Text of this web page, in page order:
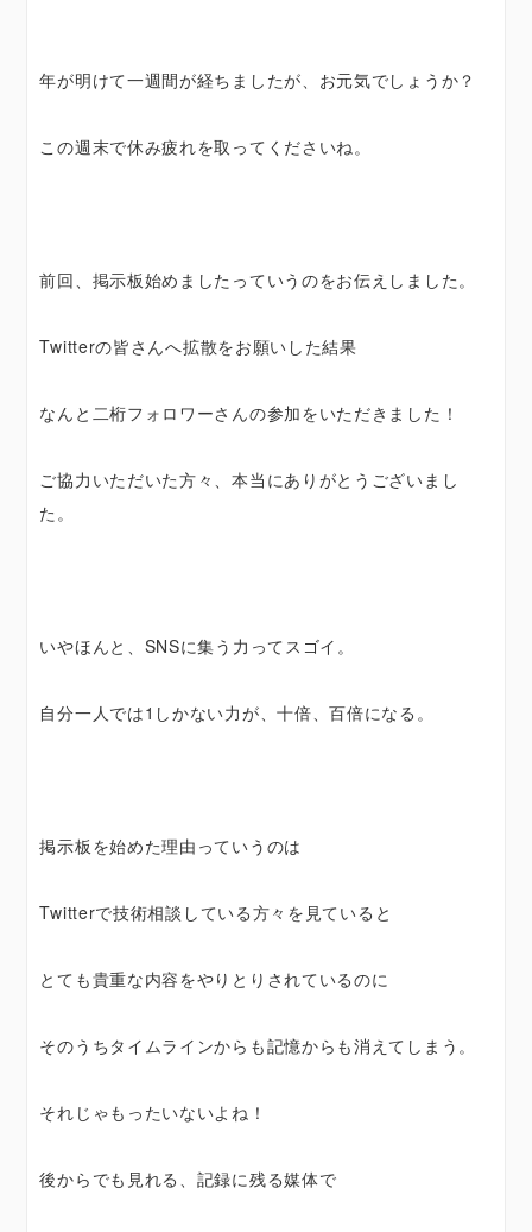
年が明けて一週間が経ちましたが、お元気でしょうか？
この週末で休み疲れを取ってくださいね。
前回、掲示板始めましたっていうのをお伝えしました。
Twitterの皆さんへ拡散をお願いした結果
なんと二桁フォロワーさんの参加をいただきました！
ご協力いただいた方々、本当にありがとうございまし
た。
いやほんと、SNSに集う力ってスゴイ。
自分一人では1しかない力が、十倍、百倍になる。
掲示板を始めた理由っていうのは
Twitterで技術相談している方々を見ていると
とても貴重な内容をやりとりされているのに
そのうちタイムラインからも記憶からも消えてしまう。
それじゃもったいないよね！
後からでも見れる、記録に残る媒体で